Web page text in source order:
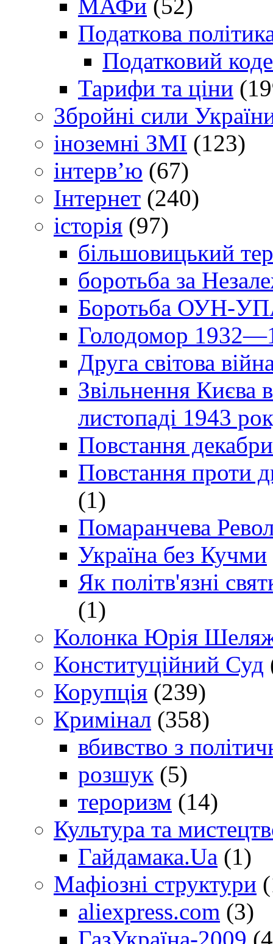
МАФи (52)
Податкова
Податковий
Тарифи та ціни
Збройні сили
іноземні ЗМІ (123)
інтерв’ю (67)
Інтернет (240)
історія (97)
більшовицький
боротьба за
Боротьба ОУН-УПА
Голодомор
Друга світова
Звільнення Києва
листопаді 1943
Повстання
Повстання проти
(1)
Помаранчева
Україна без Кучми
Як політв'язні
(1)
Колонка Юрія
Конституційний Суд
Корупція (239)
Кримінал (358)
вбивство з
розшук (5)
тероризм (14)
Культура та
Гайдамака.Ua (1)
Мафіозні структури
aliexpress.com (3)
ГазУкраїна-2009